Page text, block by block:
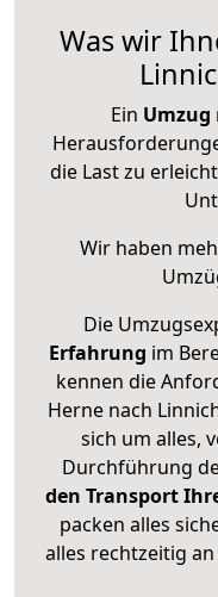
Was wir
Ein Umzug
die Last zu
Wir haben
Die
Erfahrung im
kennen die
Herne nach
sich um alles,
Durchführung
den Transport
packen alles
alles rechtzeitig